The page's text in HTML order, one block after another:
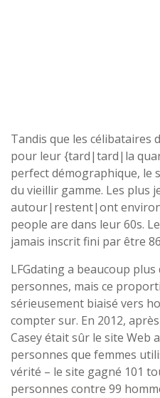
Tandis que les célibataires
pour leur {tard|tard|la
perfect démographique, le
du vieillir gamme. Les plus
autour|restent|ont environ
people are dans leur 60s.
jamais inscrit fini par être
LFGdating a beaucoup plus
personnes, mais ce
sérieusement biaisé vers
compter sur. En 2012,
Casey était sûr le site Web
personnes que femmes
vérité – le site gagné 101
personnes contre 99